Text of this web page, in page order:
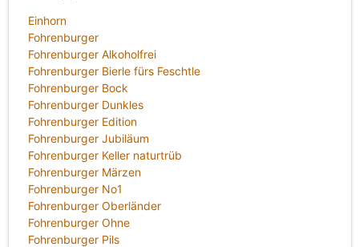
Einhorn
Fohrenburger
Fohrenburger Alkoholfrei
Fohrenburger Bierle fürs Feschtle
Fohrenburger Bock
Fohrenburger Dunkles
Fohrenburger Edition
Fohrenburger Jubiläum
Fohrenburger Keller naturtrüb
Fohrenburger Märzen
Fohrenburger No1
Fohrenburger Oberländer
Fohrenburger Ohne
Fohrenburger Pils